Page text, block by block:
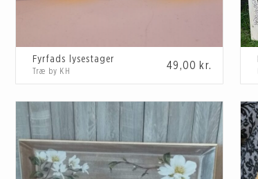
Fyrfads lysestager
49,00 kr.
Træ by KH